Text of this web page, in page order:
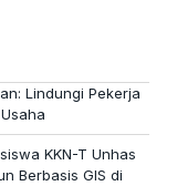
Lindungi Pekerja
KKN-T Unhas
Berbasis GIS di